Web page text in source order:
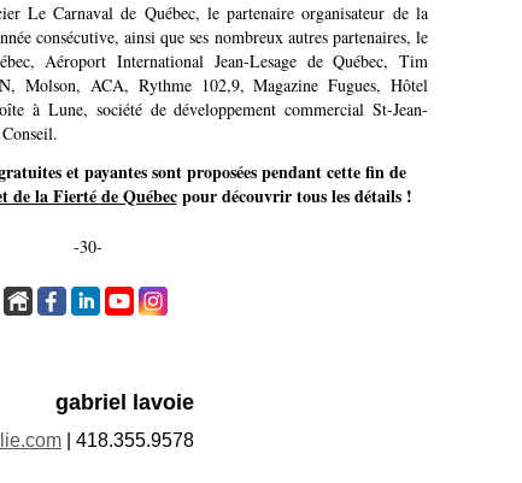
Le Carnaval de Québec, le partenaire organisateur de la
consécutive, ainsi que ses nombreux autres partenaires, le
Aéroport International Jean-Lesage de Québec, Tim
Molson, ACA, Rythme 102,9, Magazine Fugues, Hôtel
à Lune, société de développement commercial St-Jean-
et payantes sont proposées pendant cette fin de
de la Fierté de Québecpour découvrir tous les détails !
-30-
gabriel lavoie
| 418.355.9578